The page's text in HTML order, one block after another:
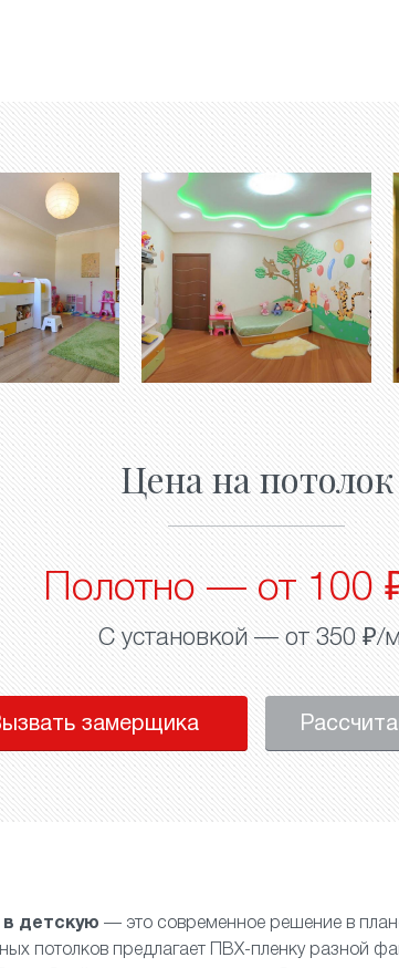
Цена на потолок
Полотно — от 100
С установкой — от 350 ₽/
замерщика
в детскую — это современное решение в
потолков предлагает ПВХ-пленку разной